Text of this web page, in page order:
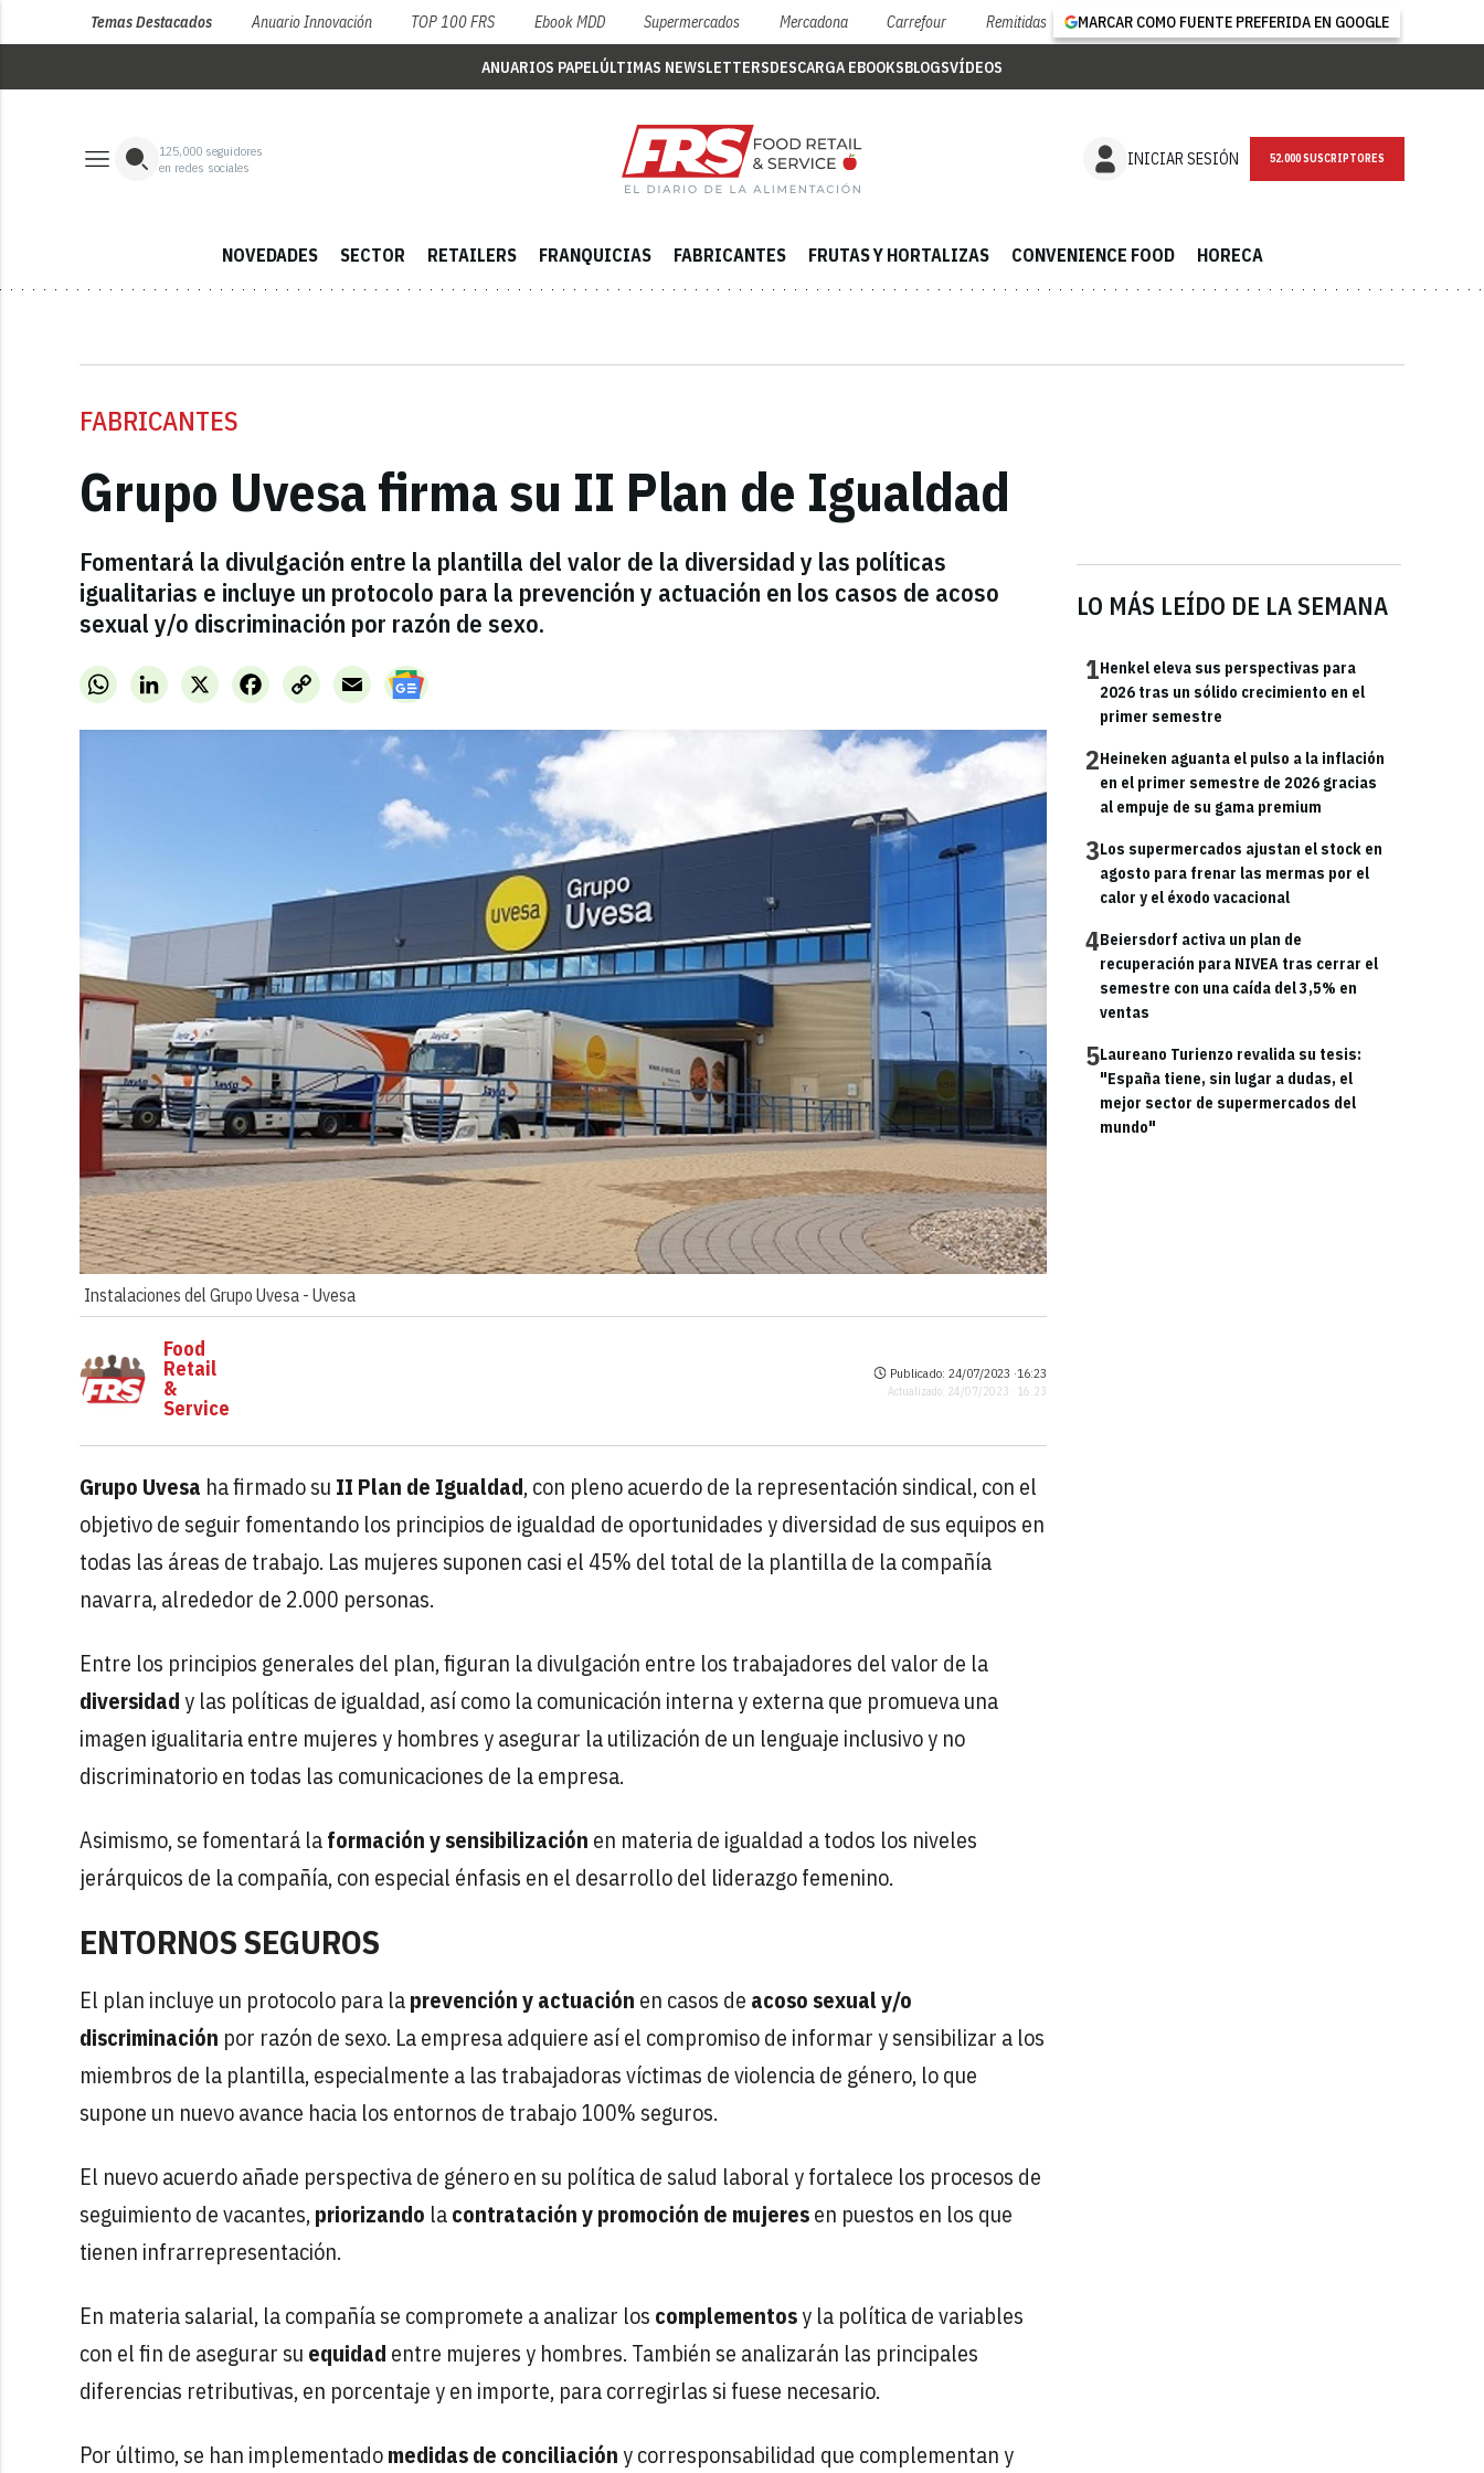
Temas Destacados Anuario Innovación TOP 100 FRS Ebook MDD Supermercados Mercadona Carrefour Remitidas MARCAR COMO FUENTE PREFERIDA EN GOOGLE
ANUARIOS PAPELÚLTIMAS NEWSLETTERSDESCARGA EBOOKSBLOGSVÍDEOS
125,000 seguidores
en redes sociales
INICIAR SESIÓN NEWSLETTER
NOVEDADES SECTOR RETAILERS FRANQUICIAS FABRICANTES FRUTAS Y HORTALIZAS CONVENIENCE FOOD HORECA
FABRICANTES
Grupo Uvesa firma su II Plan de Igualdad
Fomentará la divulgación entre la plantilla del valor de la diversidad y las políticas
igualitarias e incluye un protocolo para la prevención y actuación en los casos de acoso
sexual y/o discriminación por razón de sexo.
WhatsAppLinkedInX FacebookCopy
Link
Email
Instalaciones del Grupo Uvesa - Uvesa
LO MÁS LEÍDO DE LA SEMANA
1Henkel eleva sus perspectivas para
2026 tras un sólido crecimiento en el
primer semestre
2Heineken aguanta el pulso a la inflación
en el primer semestre de 2026 gracias
al empuje de su gama premium
3Los supermercados ajustan el stock en
agosto para frenar las mermas por el
calor y el éxodo vacacional
4Beiersdorf activa un plan de
recuperación para NIVEA tras cerrar el
semestre con una caída del 3,5% en
ventas
5Laureano Turienzo revalida su tesis:
"España tiene, sin lugar a dudas, el
mejor sector de supermercados del
mundo"
Food
Retail
&
Service
Publicado: 24/07/2023 ·16:23
Actualizado: 24/07/2023 · 16:23
Grupo Uvesa ha firmado su II Plan de Igualdad, con pleno acuerdo de la representación sindical, con el
objetivo de seguir fomentando los principios de igualdad de oportunidades y diversidad de sus equipos en
todas las áreas de trabajo. Las mujeres suponen casi el 45% del total de la plantilla de la compañía
navarra, alrededor de 2.000 personas.
Entre los principios generales del plan, figuran la divulgación entre los trabajadores del valor de la
diversidady las políticas de igualdad, así como la comunicación interna y externa que promueva una
imagen igualitaria entre mujeres y hombres y asegurar la utilización de un lenguaje inclusivo y no
discriminatorio en todas las comunicaciones de la empresa.
Asimismo, se fomentará laformación ysensibilización en materia de igualdad a todos los niveles
jerárquicos de la compañía, con especial énfasis en el desarrollo del liderazgo femenino.
ENTORNOS SEGUROS
El plan incluye un protocolo para laprevención y actuación en casos de acoso sexual y/o
discriminación por razón de sexo. La empresa adquiere así el compromiso de informar y sensibilizar a los
miembros de la plantilla, especialmente a las trabajadoras víctimas de violencia de género, lo que
supone un nuevo avance hacia los entornos de trabajo 100% seguros.
El nuevo acuerdo añade perspectiva de género en su política de salud laboral y fortalece los procesos de
seguimiento de vacantes,priorizando lacontratación y promoción de mujeresen puestos en los que
tienen infrarrepresentación.
En materia salarial, la compañía se compromete a analizar los complementosy la política de variables
con el fin de asegurar su equidad entre mujeres y hombres. También se analizarán las principales
diferencias retributivas, en porcentaje y en importe, para corregirlas si fuese necesario.
Por último, se han implementadomedidas de conciliacióny corresponsabilidad que complementan y